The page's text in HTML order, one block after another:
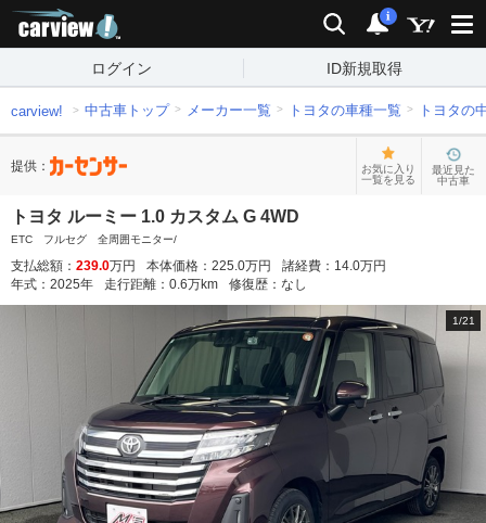
検索 通知
i
ログイン ID新規取得
carview! 中古車トップ メーカー一覧 トヨタの車種一覧 トヨタの
提供：
お気に入り
一覧を見る
最近見た
中古車
トヨタ ルーミー 1.0 カスタム G 4WD
ETC フルセグ 全周囲モニター/
支払総額： 239.0万円 本体価格： 225.0万円 諸経費： 14.0万円
年式： 2025年 走行距離： 0.6万km 修復歴： なし
1/21